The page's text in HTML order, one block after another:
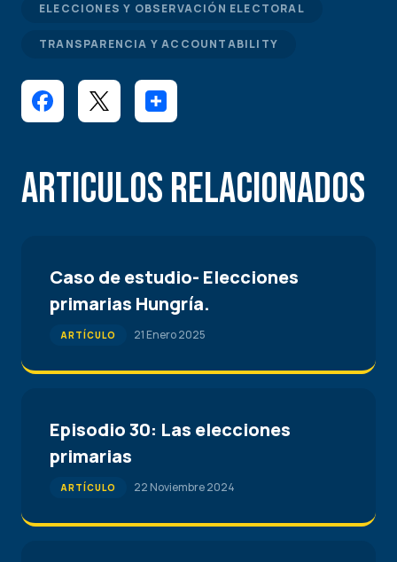
ELECCIONES Y OBSERVACIÓN ELECTORAL
TRANSPARENCIA Y ACCOUNTABILITY
Articulos Relacionados
Caso de estudio- Elecciones
primarias Hungría.
ARTÍCULO 21 Enero 2025
Episodio 30: Las elecciones
primarias
ARTÍCULO 22 Noviembre 2024